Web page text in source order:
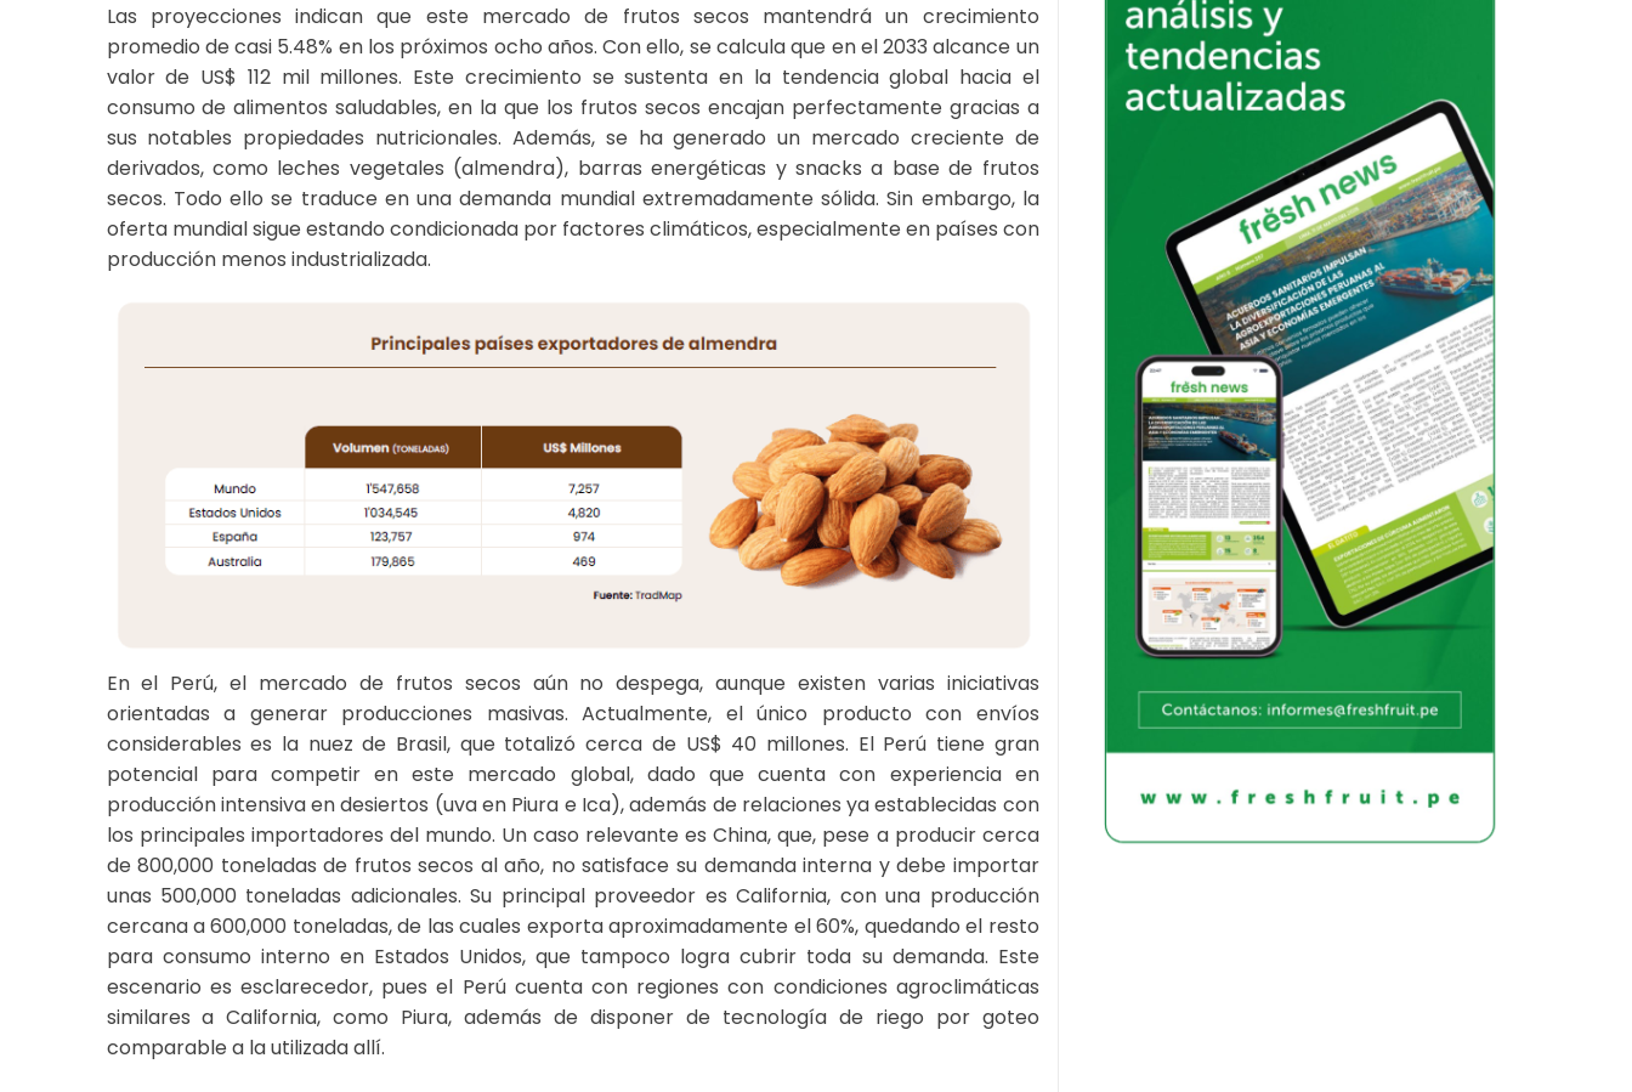
Las proyecciones indican que este mercado de frutos secos mantendrá un crecimiento
promedio de casi 5.48% en los próximos ocho años. Con ello, se calcula que en el 2033 alcance un
valor de US$ 112 mil millones. Este crecimiento se sustenta en la tendencia global hacia el
consumo de alimentos saludables, en la que los frutos secos encajan perfectamente gracias a
sus notables propiedades nutricionales. Además, se ha generado un mercado creciente de
derivados, como leches vegetales (almendra), barras energéticas y snacks a base de frutos
secos. Todo ello se traduce en una demanda mundial extremadamente sólida. Sin embargo, la
oferta mundial sigue estando condicionada por factores climáticos, especialmente en países con
producción menos industrializada.
En el Perú, el mercado de frutos secos aún no despega, aunque existen varias iniciativas
orientadas a generar producciones masivas. Actualmente, el único producto con envíos
considerables es la nuez de Brasil, que totalizó cerca de US$ 40 millones. El Perú tiene gran
potencial para competir en este mercado global, dado que cuenta con experiencia en
producción intensiva en desiertos (uva en Piura e Ica), además de relaciones ya establecidas con
los principales importadores del mundo. Un caso relevante es China, que, pese a producir cerca
de 800,000 toneladas de frutos secos al año, no satisface su demanda interna y debe importar
unas 500,000 toneladas adicionales. Su principal proveedor es California, con una producción
cercana a 600,000 toneladas, de las cuales exporta aproximadamente el 60%, quedando el resto
para consumo interno en Estados Unidos, que tampoco logra cubrir toda su demanda. Este
escenario es esclarecedor, pues el Perú cuenta con regiones con condiciones agroclimáticas
similares a California, como Piura, además de disponer de tecnología de riego por goteo
comparable a la utilizada allí.